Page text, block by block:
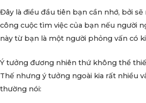
Đây là điều đầu tiên bạn cần nhớ, bởi
công cuộc tìm việc của bạn nếu người
này từ bạn là một người phỏng vấn có
Ý tưởng đương nhiên thứ không thể
Thế nhưng ý tưởng ngoài kia rất nhiều
thường nói: